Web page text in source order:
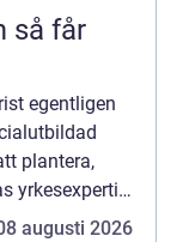
egentligen
plantera,
yrkesexpertis
augusti 2026